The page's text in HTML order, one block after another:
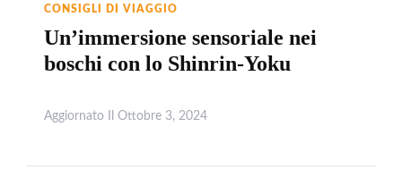
CONSIGLI DI VIAGGIO
Un’immersione sensoriale nei
boschi con lo Shinrin-Yoku
Aggiornato Il Ottobre 3, 2024